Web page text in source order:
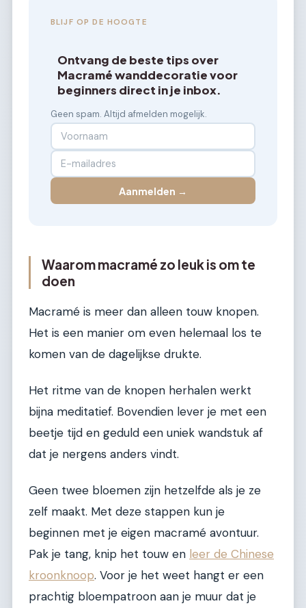
BLIJF OP DE HOOGTE
Ontvang de beste tips over
Macramé wanddecoratie voor
beginners direct in je inbox.
Geen spam. Altijd afmelden mogelijk.
Aanmelden →
Waarom macramé zo leuk is om te
doen
Macramé is meer dan alleen touw knopen.
Het is een manier om even helemaal los te
komen van de dagelijkse drukte.
Het ritme van de knopen herhalen werkt
bijna meditatief. Bovendien lever je met een
beetje tijd en geduld een uniek wandstuk af
dat je nergens anders vindt.
Geen twee bloemen zijn hetzelfde als je ze
zelf maakt. Met deze stappen kun je
beginnen met je eigen macramé avontuur.
Pak je tang, knip het touw en leer de Chinese
kroonknoop. Voor je het weet hangt er een
prachtig bloempatroon aan je muur dat je